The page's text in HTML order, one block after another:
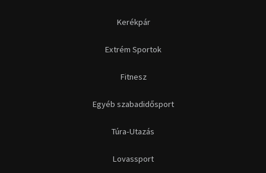
Kerékpár
Extrém Sportok
Fitnesz
Egyéb szabadidősport
Túra-Utazás
Lovassport